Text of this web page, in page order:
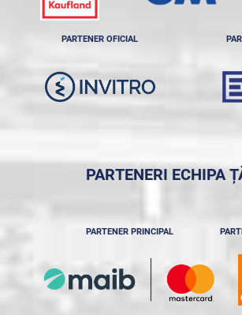
PARTENER OFICIAL
PARTENERI ECHIPA
PARTENER PRINCIPAL